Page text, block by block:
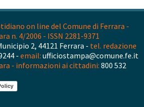
on line del Comune di Ferrara -
n. 4/2006 - ISSN 2281-9371
2, 44121 Ferrara - tel. redazione
- email: ufficiostampa@comune.fe.it
- informazioni ai cittadini: 800 532